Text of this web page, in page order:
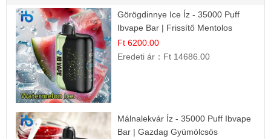
Görögdinnye Ice Íz - 35000 Puff
Ibvape Bar | Frissítő Mentolos
Élmény!
Ft 6200.00
Eredeti ár： Ft 14686.00
Málnalekvár Íz - 35000 Puff Ibvape
Bar | Gazdag Gyümölcsös